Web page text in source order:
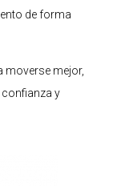
de forma
moverse mejor,
y